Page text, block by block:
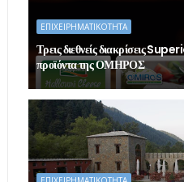
ΕΠΙΧΕΙΡΗΜΑΤΙΚΟΤΗΤΑ
Τρεις διεθνείς διακρίσεις
προϊόντα της ΟΜΗΡΟΣ